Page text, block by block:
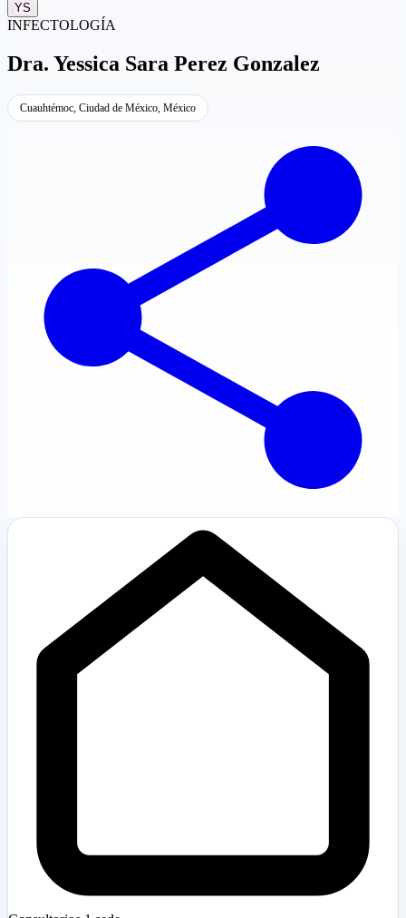
YS
INFECTOLOGÍA
Dra. Yessica Sara Perez Gonzalez
Cuauhtémoc, Ciudad de México, México